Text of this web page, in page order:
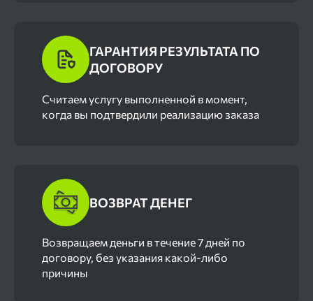
ГАРАНТИЯ РЕЗУЛЬТАТА ПО
ДОГОВОРУ
Cчитаем услугу выполненной в момент,
когда вы подтвердили реализацию заказа
ВОЗВРАТ ДЕНЕГ
Возвращаем деньги в течение 7 дней по
договору, без указания какой-либо
причины